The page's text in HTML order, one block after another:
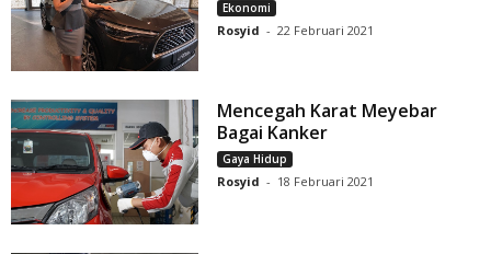
Ekonomi
Rosyid - 22 Februari 2021
Mencegah Karat Meyebar
Bagai Kanker
Gaya Hidup
Rosyid - 18 Februari 2021